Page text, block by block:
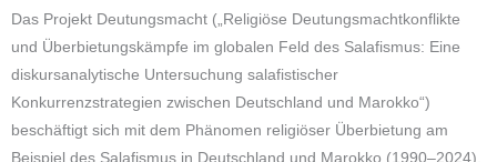
Das Projekt Deutungsmacht („Religiöse Deutungsmachtkonflikte
und Überbietungskämpfe im globalen Feld des Salafismus: Eine
diskursanalytische Untersuchung salafistischer
Konkurrenzstrategien zwischen Deutschland und Marokko“)
beschäftigt sich mit dem Phänomen religiöser Überbietung am
Beispiel des Salafismus in Deutschland und Marokko (1990–2024).